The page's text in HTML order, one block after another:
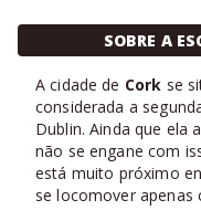
SOBRE A
A cidade de Cork se
considerada a
Dublin. Ainda que ela
não se engane com
está muito próximo
se locomover apenas